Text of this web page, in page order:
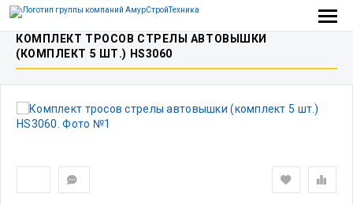
КОМПЛЕКТ ТРОСОВ СТРЕЛЫ АВТОВЫШКИ
(КОМПЛЕКТ 5 ШТ.) HS3060